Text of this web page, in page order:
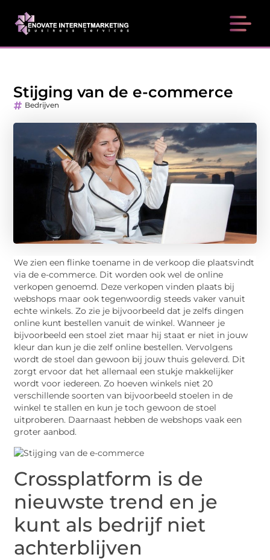
Stijging van de e-commerce
Bedrijven
We zien een flinke toename in de verkoop die plaatsvindt
via de e-commerce. Dit worden ook wel de online
verkopen genoemd. Deze verkopen vinden plaats bij
webshops maar ook tegenwoordig steeds vaker vanuit
echte winkels. Zo zie je bijvoorbeeld dat je zelfs dingen
online kunt bestellen vanuit de winkel. Wanneer je
bijvoorbeeld een stoel ziet maar hij staat er niet in jouw
kleur dan kun je die zelf online bestellen. Vervolgens
wordt de stoel dan gewoon bij jouw thuis geleverd. Dit
zorgt ervoor dat het allemaal een stukje makkelijker
wordt voor iedereen. Zo hoeven winkels niet 20
verschillende soorten van bijvoorbeeld stoelen in de
winkel te stallen en kun je toch gewoon de stoel
uitproberen. Daarnaast hebben de webshops vaak een
groter aanbod.
Crossplatform is de
nieuwste trend en je
kunt als bedrijf niet
achterblijven